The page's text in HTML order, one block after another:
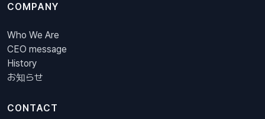
COMPANY
Who We Are
CEO message
History
お知らせ
CONTACT